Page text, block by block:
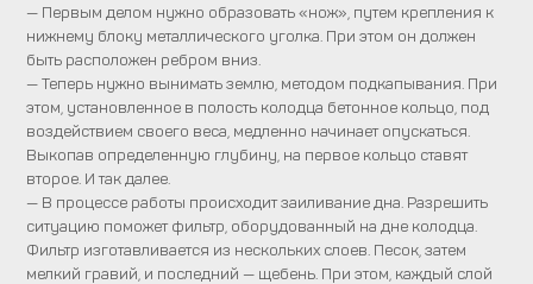
— Первым делом нужно образовать «нож», путем крепления к
нижнему блоку металлического уголка. При этом он должен
быть расположен ребром вниз.
— Теперь нужно вынимать землю, методом подкапывания. При
этом, установленное в полость колодца бетонное кольцо, под
воздействием своего веса, медленно начинает опускаться.
Выкопав определенную глубину, на первое кольцо ставят
второе. И так далее.
— В процессе работы происходит заиливание дна. Разрешить
ситуацию поможет фильтр, оборудованный на дне колодца.
Фильтр изготавливается из нескольких слоев. Песок, затем
мелкий гравий, и последний — щебень. При этом, каждый слой